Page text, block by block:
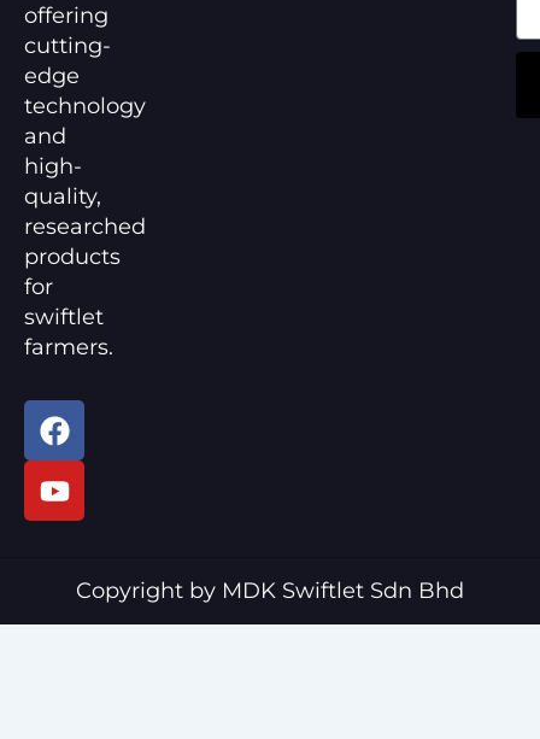
offering
cutting-
edge
technology
and
high-
quality,
researched
products
for
swiftlet
farmers.
F
a
c
e
k
Y
o
u
t
Copyright by MDK Swiftlet Sdn Bhd